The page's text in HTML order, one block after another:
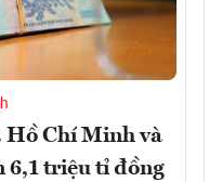
Hồ Chí Minh và
6,1 triệu tỉ đồng